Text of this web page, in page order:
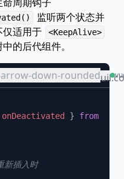
监听两个状态并
仅适用于
<KeepAlive>
的后代组件。
down-rounded
onDeactivated } from